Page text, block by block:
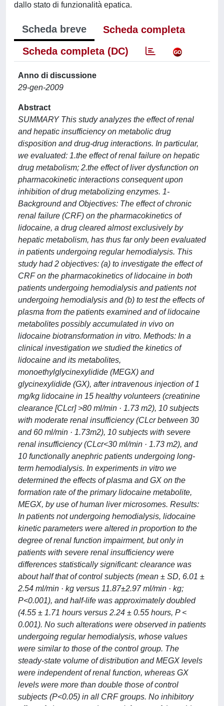
dallo stato di funzionalità epatica.
Scheda breve
Scheda completa
Scheda completa (DC)
Anno di discussione
29-gen-2009
Abstract
SUMMARY This study analyzes the effect of renal
and hepatic insufficiency on metabolic drug
disposition and drug-drug interactions. In particular,
we evaluated: 1.the effect of renal failure on hepatic
drug metabolism; 2.the effect of liver dysfunction on
pharmacokinetic interactions consequent upon
inhibition of drug metabolizing enzymes. 1-
Background and Objectives: The effect of chronic
renal failure (CRF) on the pharmacokinetics of
lidocaine, a drug cleared almost exclusively by
hepatic metabolism, has thus far only been evaluated
in patients undergoing regular hemodialysis. This
study had 2 objectives: (a) to investigate the effect of
CRF on the pharmacokinetics of lidocaine in both
patients undergoing hemodialysis and patients not
undergoing hemodialysis and (b) to test the effects of
plasma from the patients examined and of lidocaine
metabolites possibly accumulated in vivo on
lidocaine biotransformation in vitro. Methods: In a
clinical investigation we studied the kinetics of
lidocaine and its metabolites,
monoethylglycinexylidide (MEGX) and
glycinexylidide (GX), after intravenous injection of 1
mg/kg lidocaine in 15 healthy volunteers (creatinine
clearance [CLcr] >80 ml/min · 1.73 m2), 10 subjects
with moderate renal insufficiency (CLcr between 30
and 60 ml/min · 1.73m2), 10 subjects with severe
renal insufficiency (CLcr<30 ml/min · 1.73 m2), and
10 functionally anephric patients undergoing long-
term hemodialysis. In experiments in vitro we
determined the effects of plasma and GX on the
formation rate of the primary lidocaine metabolite,
MEGX, by use of human liver microsomes. Results:
In patients not undergoing hemodialysis, lidocaine
kinetic parameters were altered in proportion to the
degree of renal function impairment, but only in
patients with severe renal insufficiency were
differences statistically significant: clearance was
about half that of control subjects (mean ± SD, 6.01 ±
2.54 ml/min · kg versus 11.87±2.97 ml/min · kg;
P<0.001), and half-life was approximately doubled
(4.55 ± 1.71 hours versus 2.24 ± 0.55 hours, P <
0.001). No such alterations were observed in patients
undergoing regular hemodialysis, whose values
were similar to those of the control group. The
steady-state volume of distribution and MEGX levels
were independent of renal function, whereas GX
levels were more than double those of control
subjects (P<0.05) in all CRF groups. No inhibitory